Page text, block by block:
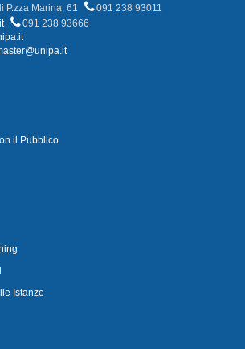
P.zza Marina, 61
091 238 93011
091 238 93666
il Pubblico
Istanze